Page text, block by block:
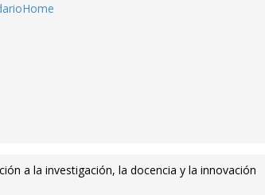
a la investigación, la docencia y la innovación